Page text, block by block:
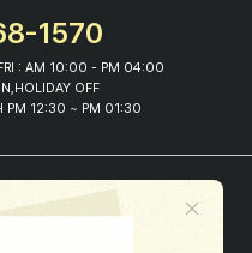
1570
: AM 10:00 - PM 04:00
OFF
PM 12:30 ~ PM 01:30